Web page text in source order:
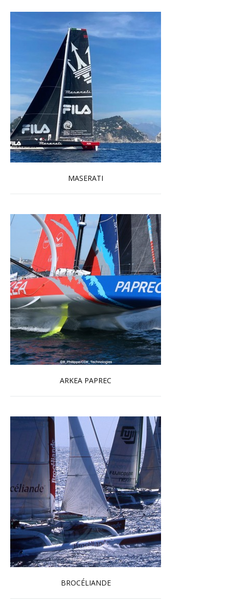
MASERATI
En savoir plus...
ARKEA PAPREC
En savoir plus...
BROCÉLIANDE
En savoir plus...